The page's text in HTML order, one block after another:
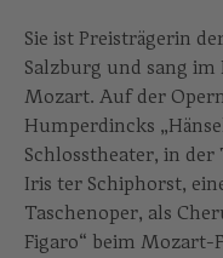
Sie ist Preisträgerin
Salzburg und sang im
Mozart. Auf der
Humperdincks
Schlosstheater, in der
Iris ter Schiphorst,
Taschenoper, als
Figaro“ beim